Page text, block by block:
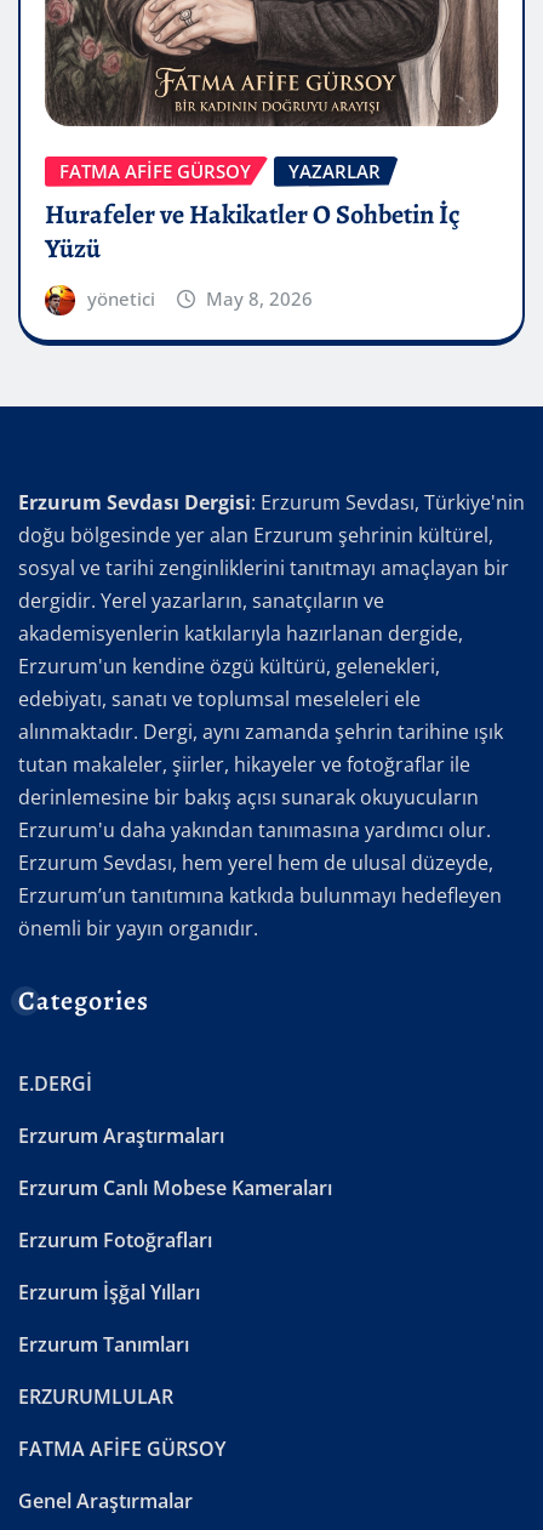
FATMA AFİFE GÜRSOY YAZARLAR
Hurafeler ve Hakikatler O Sohbetin İç
Yüzü
yönetici May 8, 2026
Erzurum Sevdası Dergisi: Erzurum Sevdası, Türkiye'nin
doğu bölgesinde yer alan Erzurum şehrinin kültürel,
sosyal ve tarihi zenginliklerini tanıtmayı amaçlayan bir
dergidir. Yerel yazarların, sanatçıların ve
akademisyenlerin katkılarıyla hazırlanan dergide,
Erzurum'un kendine özgü kültürü, gelenekleri,
edebiyatı, sanatı ve toplumsal meseleleri ele
alınmaktadır. Dergi, aynı zamanda şehrin tarihine ışık
tutan makaleler, şiirler, hikayeler ve fotoğraflar ile
derinlemesine bir bakış açısı sunarak okuyucuların
Erzurum'u daha yakından tanımasına yardımcı olur.
Erzurum Sevdası, hem yerel hem de ulusal düzeyde,
Erzurum’un tanıtımına katkıda bulunmayı hedefleyen
önemli bir yayın organıdır.
Categories
E.DERGİ
Erzurum Araştırmaları
Erzurum Canlı Mobese Kameraları
Erzurum Fotoğrafları
Erzurum İşğal Yılları
Erzurum Tanımları
ERZURUMLULAR
FATMA AFİFE GÜRSOY
Genel Araştırmalar